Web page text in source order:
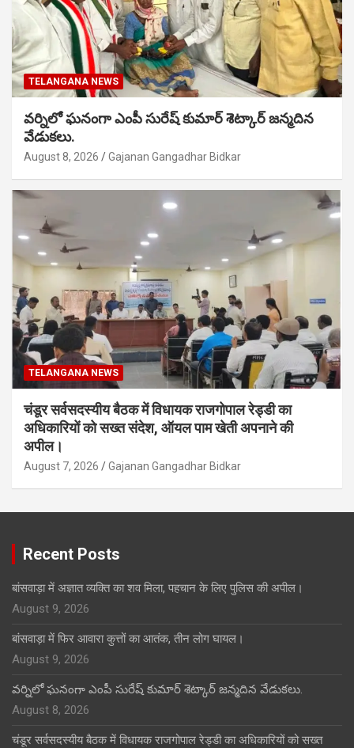
TELANGANA NEWS
వర్నిలో ఘనంగా ఎంపీ సురేష్ కుమార్ శెట్కార్ జన్మదిన
వేడుకలు.
August 8, 2026 Gajanan Gangadhar Bidkar
TELANGANA NEWS
चंडूर सर्वसदस्यीय बैठक में विधायक राजगोपाल रेड्डी का
अधिकारियों को सख्त संदेश, ऑयल पाम खेती अपनाने की
अपील।
August 7, 2026 Gajanan Gangadhar Bidkar
Recent Posts
बांसवाड़ा में अज्ञात व्यक्ति का शव मिला, पहचान के लिए पुलिस की अपील।
August 9, 2026
बांसवाड़ा में फिर आवारा कुत्तों का आतंक, तीन लोग घायल।
August 9, 2026
వర్నిలో ఘనంగా ఎంపీ సురేష్ కుమార్ శెట్కార్ జన్మదిన వేడుకలు.
August 8, 2026
चंडूर सर्वसदस्यीय बैठक में विधायक राजगोपाल रेड्डी का अधिकारियों को सख्त